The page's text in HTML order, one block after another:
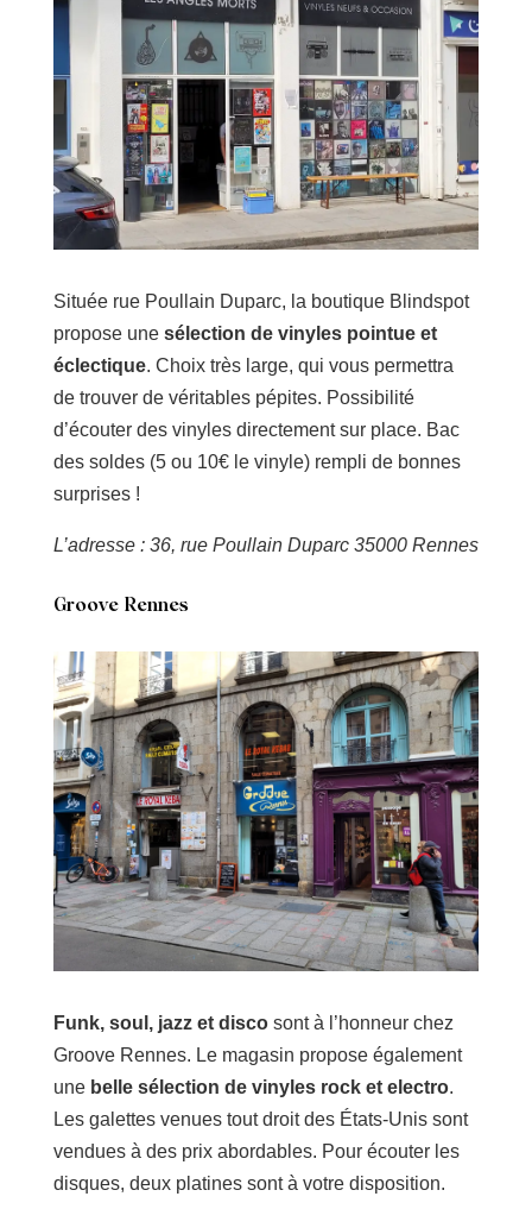
Située rue Poullain Duparc, la boutique Blindspot
propose une sélection de vinyles pointue et
éclectique. Choix très large, qui vous permettra
de trouver de véritables pépites. Possibilité
d’écouter des vinyles directement sur place. Bac
des soldes (5 ou 10€ le vinyle) rempli de bonnes
surprises !
L’adresse : 36, rue Poullain Duparc 35000 Rennes
Groove Rennes
Funk, soul, jazz et discosont à l’honneur chez
Groove Rennes. Le magasin propose également
une belle sélection de vinyles rock et electro.
Les galettes venues tout droit des États-Unis sont
vendues à des prix abordables. Pour écouter les
disques, deux platines sont à votre disposition.